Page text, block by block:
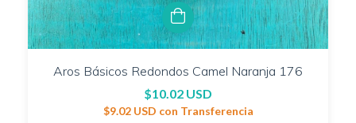
Aros Básicos Redondos Camel Naranja 176
$10.02 USD
$9.02 USD con Transferencia